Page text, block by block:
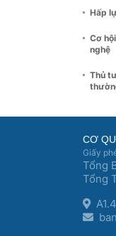
Hấp
Cơ
nghệ
Thủ
CƠ
Giấy
Tổng
Tổng